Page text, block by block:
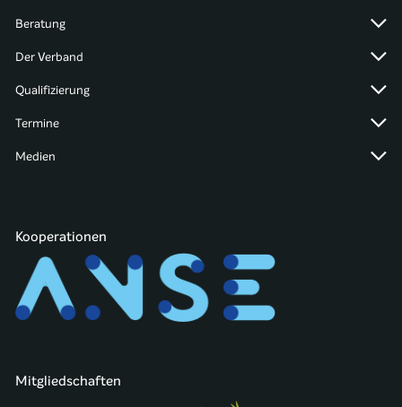
Beratung
Der Verband
Qualifizierung
Termine
Medien
Kooperationen
Mitgliedschaften